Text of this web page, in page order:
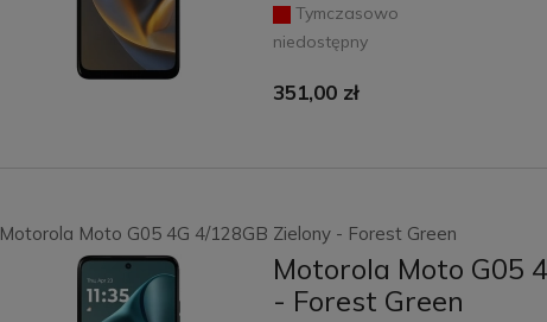
Tymczasowo
niedostępny
351,00 zł
Motorola Moto G05 4G 4/128GB Zielony - Forest Green
Motorola Moto G05
- Forest Green